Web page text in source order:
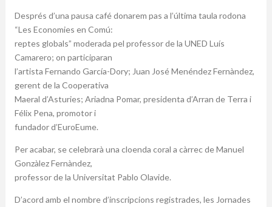
Després d’una pausa café donarem pas a l’última taula rodona
“Les Economies en Comú:
reptes globals” moderada pel professor de la UNED Luís
Camarero; on participaran
l’artista Fernando García-Dory; Juan José Menéndez Fernàndez,
gerent de la Cooperativa
Maeral d’Asturies; Ariadna Pomar, presidenta d’Arran de Terra i
Félix Pena, promotor i
fundador d’EuroEume.
Per acabar, se celebrarà una cloenda coral a càrrec de Manuel
Gonzàlez Fernàndez,
professor de la Universitat Pablo Olavide.
D’acord amb el nombre d’inscripcions registrades, les Jornades